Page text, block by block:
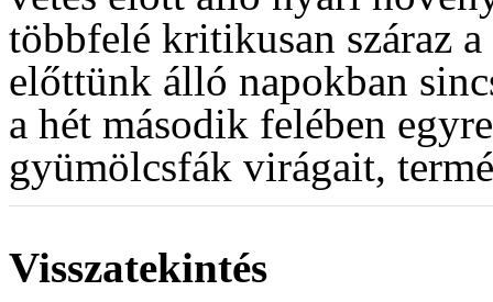
többfelé kritikusan száraz
előttünk álló napokban
a hét második felében
gyümölcsfák virágait,
Visszatekintés